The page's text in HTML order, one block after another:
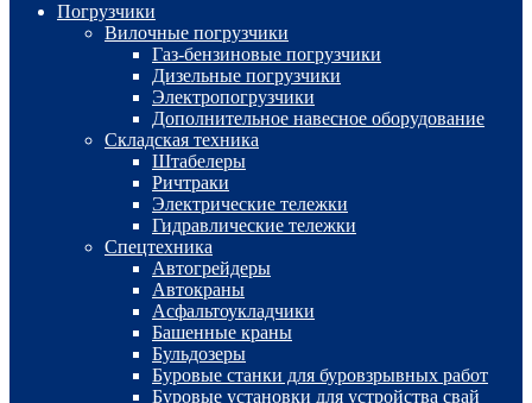
Погрузчики
Вилочные погрузчики
Газ-бензиновые погрузчики
Дизельные погрузчики
Электропогрузчики
Дополнительное навесное оборудование
Складская техника
Штабелеры
Ричтраки
Электрические тележки
Гидравлические тележки
Спецтехника
Автогрейдеры
Автокраны
Асфальтоукладчики
Башенные краны
Бульдозеры
Буровые станки для буровзрывных работ
Буровые установки для устройства свай